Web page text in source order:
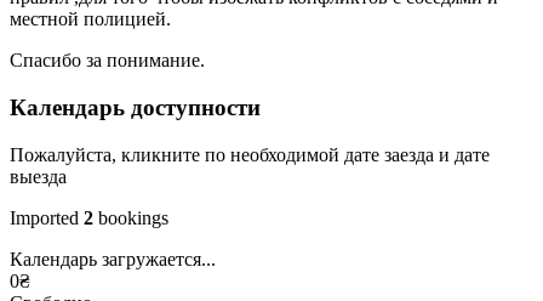
местной полицией.
Спасибо за понимание.
Календарь доступности
Пожалуйста, кликните по необходимой дате заезда и дате
выезда
Imported 2 bookings
Календарь загружается...
0₴